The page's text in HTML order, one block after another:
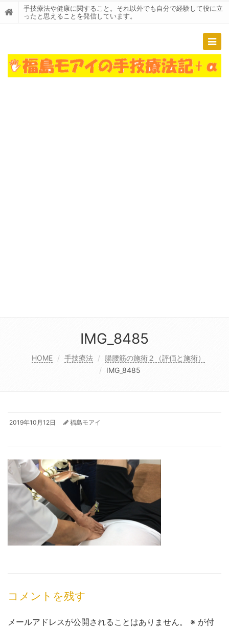
手技療法や健康に関すること。それ以外でも自分で経験して役に立
ったと思えることを発信しています。
IMG_8485
HOME 手技療法
腸腰筋の施術２（評価と施術）
IMG_8485
2019年10月12日 福島モアイ
コメントを残す
メールアドレスが公開されることはありません。 ※ が付